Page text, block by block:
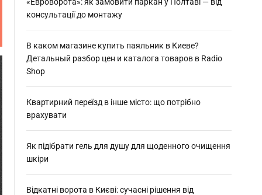
консультації до монтажу
В каком магазине купить паяльник в Киеве?
Детальный разбор цен и каталога товаров в Radio
Shop
Квартирний переїзд в інше місто: що потрібно
врахувати
Як підібрати гель для душу для щоденного очищення
шкіри
Відкатні ворота в Києві: сучасні рішення від